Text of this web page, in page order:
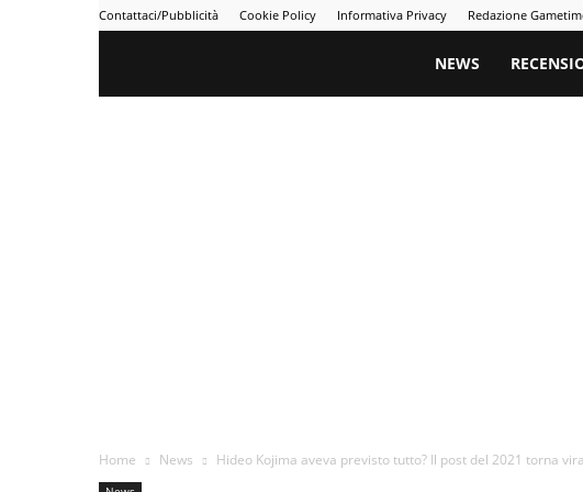
Contattaci/Pubblicità Cookie Policy Informativa Privacy Redazione
Gametimers
NEWS
Home News Hideo Kojima aveva previsto tutto? Il post del 2021 torna